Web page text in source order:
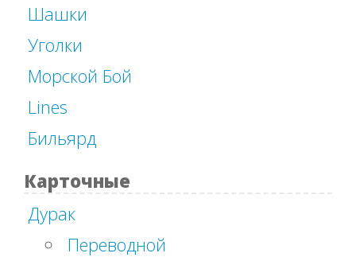
Шашки
Уголки
Морской Бой
Lines
Бильярд
Карточные
Дурак
Переводной